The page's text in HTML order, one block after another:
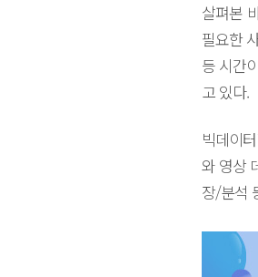
살펴본
필요한
등 시간
고 있다.
빅데이
와 영상
장/분석